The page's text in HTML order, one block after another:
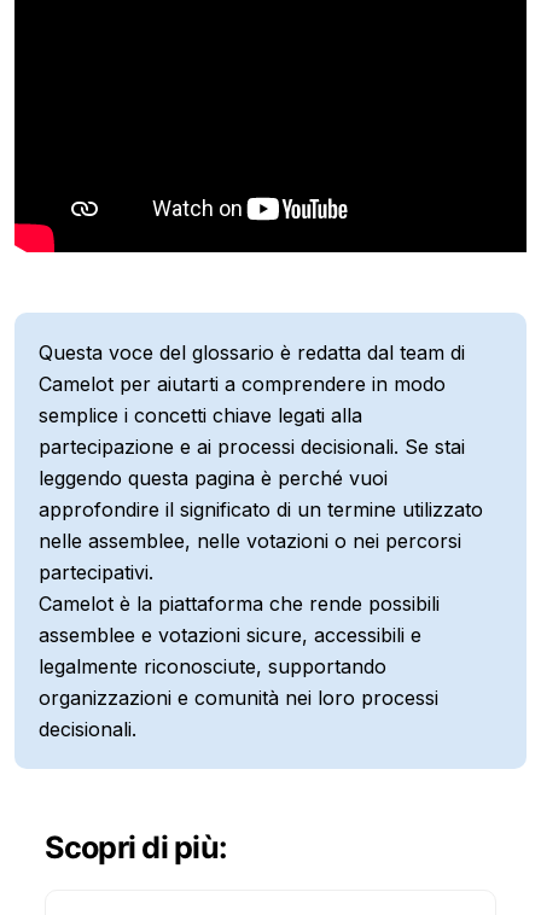
Questa voce del glossario è redatta dal team di
Camelot per aiutarti a comprendere in modo
semplice i concetti chiave legati alla
partecipazione e ai processi decisionali. Se stai
leggendo questa pagina è perché vuoi
approfondire il significato di un termine utilizzato
nelle assemblee, nelle votazioni o nei percorsi
partecipativi.
Camelot è la piattaforma che rende possibili
assemblee e votazioni sicure, accessibili e
legalmente riconosciute, supportando
organizzazioni e comunità nei loro processi
decisionali.
Scopri di più: